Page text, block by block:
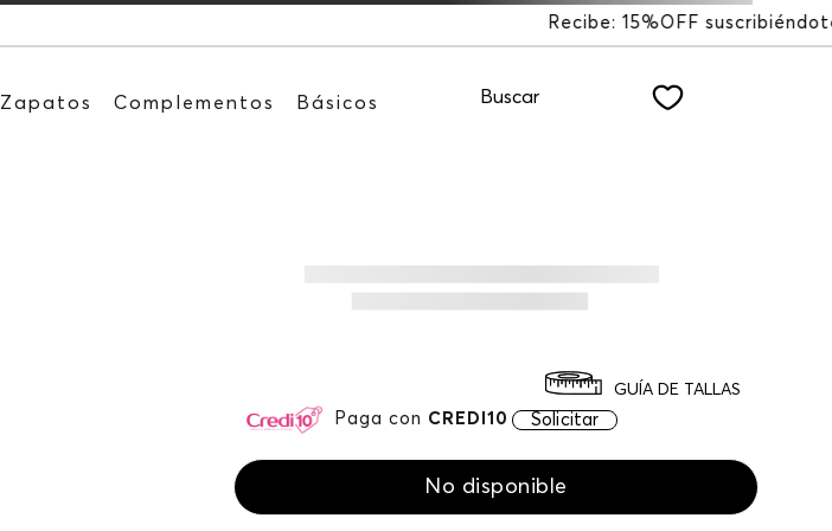
Recibe: 15%OFF suscribiéndote a nuestro NEWSLETTER
Zapatos Complementos Básicos Buscar
Paga con CREDI10 Solicitar
GUÍA DE TALLAS
No disponible